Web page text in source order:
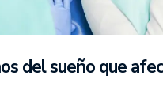
del sueño que